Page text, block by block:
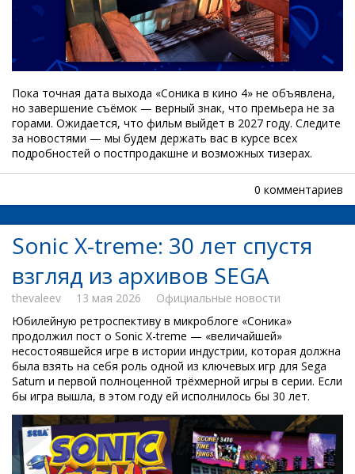
Пока точная дата выхода «Соника в кино 4» не объявлена,
но завершение съёмок — верный знак, что премьера не за
горами. Ожидается, что фильм выйдет в 2027 году. Следите
за новостями — мы будем держать вас в курсе всех
подробностей о постпродакшне и возможных тизерах.
0 комментариев
Sonic X-treme: 30 лет спустя
взгляд из архивов SEGA
thevaleev 13 мая 2026
Официальные новости
Юбилейную ретроспективу в микроблоге «Соника»
продолжил пост о Sonic X-treme — «величайшей»
несостоявшейся игре в истории индустрии, которая должна
была взять на себя роль одной из ключевых игр для Sega
Saturn и первой полноценной трёхмерной игры в серии. Если
бы игра вышла, в этом году ей исполнилось бы 30 лет.